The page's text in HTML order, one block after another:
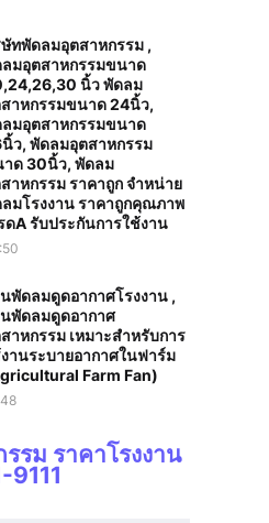
ทพัดลมอุตสาหกรรม ,
มอุตสาหกรรมขนาด
นิ้ว พัดลม
าหกรรมขนาด 24นิ้ว,
มอุตสาหกรรมขนาด
ว, พัดลมอุตสาหกรรม
ด 30นิ้ว, พัดลม
าหกรรม ราคาถูก จำหน่าย
มโรงงาน ราคาถูกคุณภาพ
ดA รับประกันการใช้งาน‎
พัดลมดูดอากาศโรงงาน ,
พัดลมดูดอากาศ
าหกรรม เหมาะสำหรับการ
านระบายอากาศในฟาร์ม
Farm Fan)
รม ราคาโรงงาน